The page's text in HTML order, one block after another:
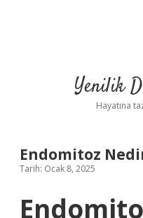
Yenilik
Hayatına
Endomitoz
Tarih: Ocak 8, 2025